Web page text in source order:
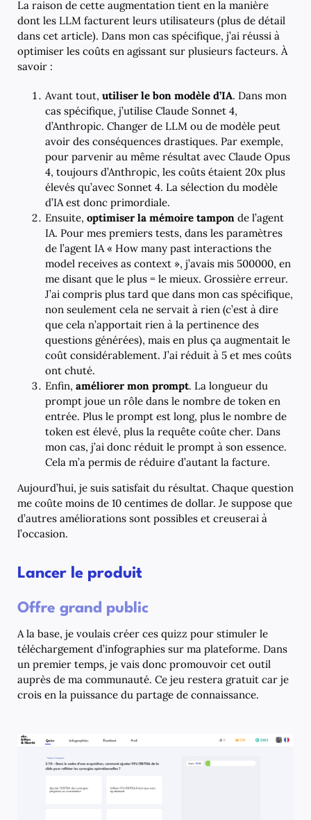
La raison de cette augmentation tient en la manière
dont les LLM facturent leurs utilisateurs (plus de détail
dans cet article). Dans mon cas spécifique, j’ai réussi à
optimiser les coûts en agissant sur plusieurs facteurs. À
savoir :
Avant tout, utiliser le bon modèle d’IA. Dans mon
cas spécifique, j’utilise Claude Sonnet 4,
d’Anthropic. Changer de LLM ou de modèle peut
avoir des conséquences drastiques. Par exemple,
pour parvenir au même résultat avec Claude Opus
4, toujours d’Anthropic, les coûts étaient 20x plus
élevés qu’avec Sonnet 4. La sélection du modèle
d’IA est donc primordiale.
Ensuite, optimiser la mémoire tampon de l’agent
IA. Pour mes premiers tests, dans les paramètres
de l’agent IA « How many past interactions the
model receives as context », j’avais mis 500000, en
me disant que le plus = le mieux. Grossière erreur.
J’ai compris plus tard que dans mon cas spécifique,
non seulement cela ne servait à rien (c’est à dire
que cela n’apportait rien à la pertinence des
questions générées), mais en plus ça augmentait le
coût considérablement. J’ai réduit à 5 et mes coûts
ont chuté.
Enfin, améliorer mon prompt. La longueur du
prompt joue un rôle dans le nombre de token en
entrée. Plus le prompt est long, plus le nombre de
token est élevé, plus la requête coûte cher. Dans
mon cas, j’ai donc réduit le prompt à son essence.
Cela m’a permis de réduire d’autant la facture.
Aujourd’hui, je suis satisfait du résultat. Chaque question
me coûte moins de 10 centimes de dollar. Je suppose que
d’autres améliorations sont possibles et creuserai à
l’occasion.
Lancer le produit
Offre grand public
A la base, je voulais créer ces quizz pour stimuler le
téléchargement d’infographies sur ma plateforme. Dans
un premier temps, je vais donc promouvoir cet outil
auprès de ma communauté. Ce jeu restera gratuit car je
crois en la puissance du partage de connaissance.